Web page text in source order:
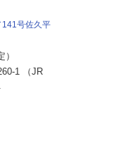
号佐久平
1 （JR